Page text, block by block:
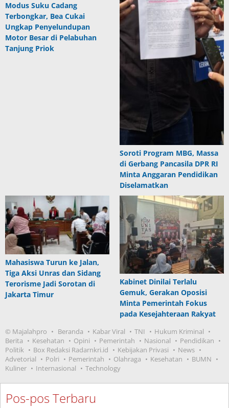
Modus Suku Cadang
Terbongkar, Bea Cukai
Ungkap Penyelundupan
Motor Besar di Pelabuhan
Tanjung Priok
Soroti Program MBG, Massa
di Gerbang Pancasila DPR RI
Minta Anggaran Pendidikan
Diselamatkan
Mahasiswa Turun ke Jalan,
Tiga Aksi Unras dan Sidang
Terorisme Jadi Sorotan di
Jakarta Timur
Kabinet Dinilai Terlalu
Gemuk, Gerakan Oposisi
Minta Pemerintah Fokus
pada Kesejahteraan Rakyat
© Majalahpro Beranda Kabar Viral TNI
Hukum Kriminal
Berita
Kesehatan Opini Pemerintah Nasional
Pendidikan
Politik
Box Redaksi Radarnkri.id Kebijakan Privasi
News
Advetorial
Polri Pemerintah Olahraga Kesehatan
BUMN
Kuliner
Internasional Technology
Pos-pos Terbaru